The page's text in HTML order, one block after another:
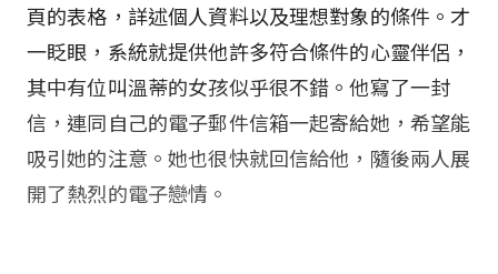
頁的表格，詳述個人資料以及理想對象的條件。才
一眨眼，系統就提供他許多符合條件的心靈伴侶，
其中有位叫溫蒂的女孩似乎很不錯。他寫了一封
信，連同自己的電子郵件信箱一起寄給她，希望能
吸引她的注意。她也很快就回信給他，隨後兩人展
開了熱烈的電子戀情。